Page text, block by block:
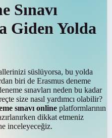
Sınavı
Giden Yolda
süslüyorsa, bu yolda
biri de Erasmus deneme
sınavları neden bu kadar
size nasıl yardımcı olabilir?
sınavı online platformlarının
dikkat etmeniz
inceleyeceğiz.